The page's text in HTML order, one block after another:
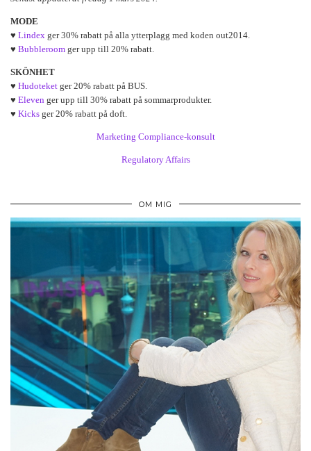
MODE
♥ Lindex ger 30% rabatt på alla ytterplagg med koden out2014.
♥ Bubbleroom ger upp till 20% rabatt.
SKÖNHET
♥ Hudoteket ger 20% rabatt på BUS.
♥ Eleven ger upp till 30% rabatt på sommarprodukter.
♥ Kicks ger 20% rabatt på doft.
Marketing Compliance-konsult
Regulatory Affairs
OM MIG